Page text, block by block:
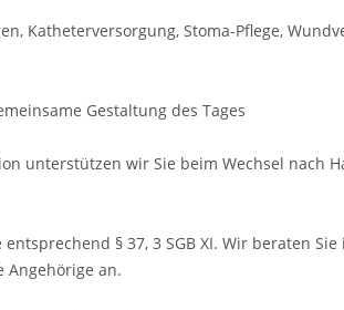
Katheterversorgung, Stoma-Pflege,
Gestaltung des Tages
unterstützen wir Sie beim Wechsel nach
§ 37, 3 SGB XI. Wir beraten Sie
Angehörige an.